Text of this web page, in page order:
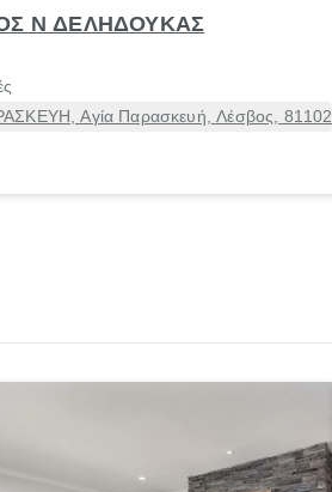
Ν ΔΕΛΗΔΟΥΚΑΣ
Αγία Παρασκευή, Λέσβος, 81102